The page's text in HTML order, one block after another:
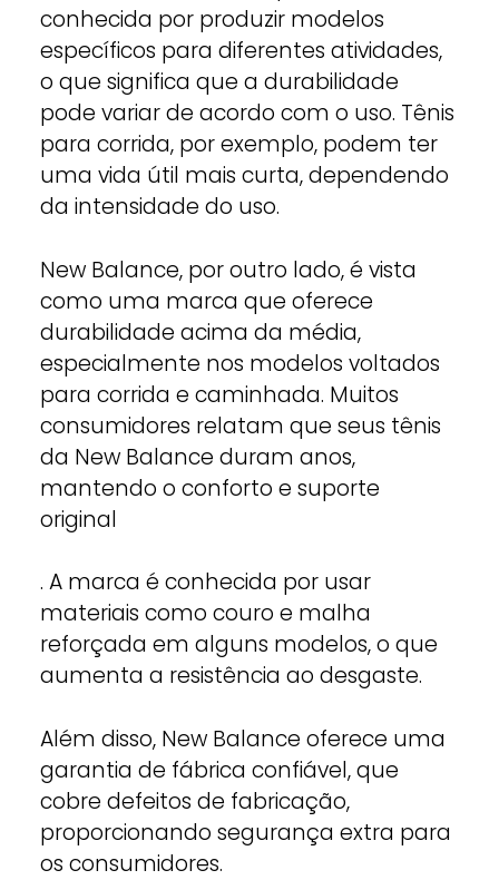
conhecida por produzir modelos
específicos para diferentes atividades,
o que significa que a durabilidade
pode variar de acordo com o uso. Tênis
para corrida, por exemplo, podem ter
uma vida útil mais curta, dependendo
da intensidade do uso.
New Balance, por outro lado, é vista
como uma marca que oferece
durabilidade acima da média,
especialmente nos modelos voltados
para corrida e caminhada. Muitos
consumidores relatam que seus tênis
da New Balance duram anos,
mantendo o conforto e suporte
original
. A marca é conhecida por usar
materiais como couro e malha
reforçada em alguns modelos, o que
aumenta a resistência ao desgaste.
Além disso, New Balance oferece uma
garantia de fábrica confiável, que
cobre defeitos de fabricação,
proporcionando segurança extra para
os consumidores.